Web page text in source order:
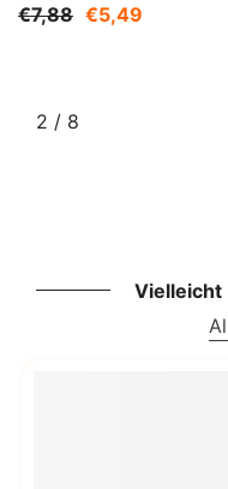
€7,88 €5,49
2 / von
8
Vielleicht